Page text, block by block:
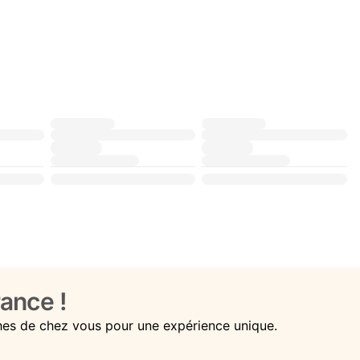
!
de chez vous pour une expérience unique.